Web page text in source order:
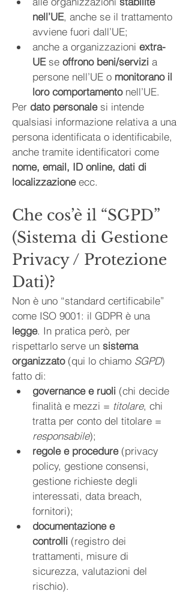
nell’UE, anche se il trattamento
avviene fuori dall’UE;
anche a organizzazioni extra-
UE se offrono beni/servizi a
persone nell’UE o monitorano il
loro comportamento nell’UE.
Per dato personale si intende
qualsiasi informazione relativa a una
persona identificata o identificabile,
anche tramite identificatori come
nome, email, ID online, dati di
localizzazione ecc.
Che cos’è il “SGPD”
(Sistema di Gestione
Privacy / Protezione
Dati)?
Non è uno “standard certificabile”
come ISO 9001: il GDPR è una
legge. In pratica però, per
rispettarlo serve un sistema
organizzato (qui lo chiamo SGPD)
fatto di:
governance e ruoli (chi decide
finalità e mezzi = titolare, chi
tratta per conto del titolare =
responsabile);
regole e procedure (privacy
policy, gestione consensi,
gestione richieste degli
interessati, data breach,
fornitori);
documentazione e
controlli (registro dei
trattamenti, misure di
sicurezza, valutazioni del
rischio).